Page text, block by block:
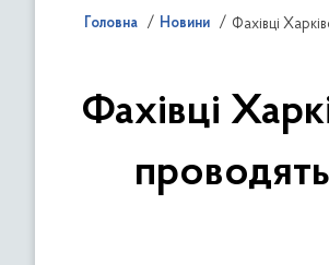
Головна Новини
Фахівці